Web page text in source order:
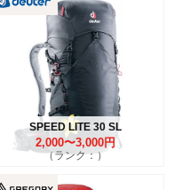
SPEED LITE 30 SL
2,000〜3,000円
（ランク：）